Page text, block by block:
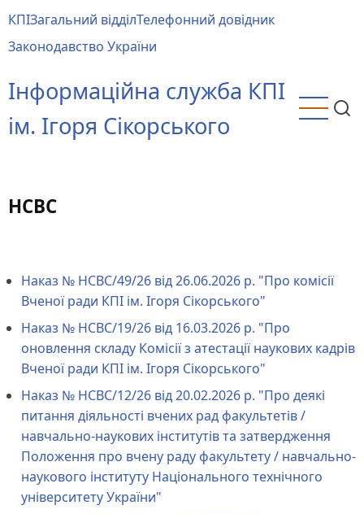
до
основного
КПІЗагальний відділТелефонний довідник
Законодавство України
Інформаційна служба КПІ
ім. Ігоря Сікорського
НСВС
Наказ № НCBC/49/26 від 26.06.2026 р. "Про комісії
Вченої ради КПІ ім. Ігоря Сікорського"
Наказ № НCBC/19/26 від 16.03.2026 р. "Про
оновлення складу Комісії з атестації наукових кадрів
Вченої ради КПІ ім. Ігоря Сікорського"
Наказ № НCBC/12/26 від 20.02.2026 р. "Про деякі
питання діяльності вчених рад факультетів /
навчально-наукових інститутів та затвердження
Положення про вчену раду факультету / навчально-
наукового інституту Національного технічного
університету України"